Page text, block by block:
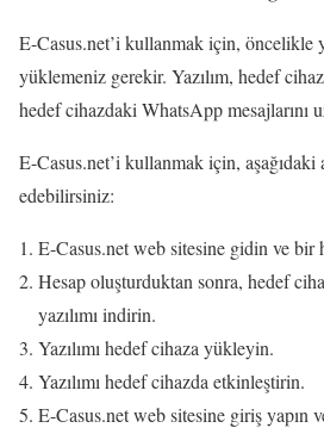
E-Casus.net’i kullanmak için, öncelikle
yüklemeniz gerekir. Yazılım, hedef
hedef cihazdaki WhatsApp mesajlarını
E-Casus.net’i kullanmak için, aşağıdaki
edebilirsiniz:
E-Casus.net web sitesine gidin ve bir
Hesap oluşturduktan sonra, hedef
yazılımı indirin.
Yazılımı hedef cihaza yükleyin.
Yazılımı hedef cihazda etkinleştirin.
E-Casus.net web sitesine giriş yapın